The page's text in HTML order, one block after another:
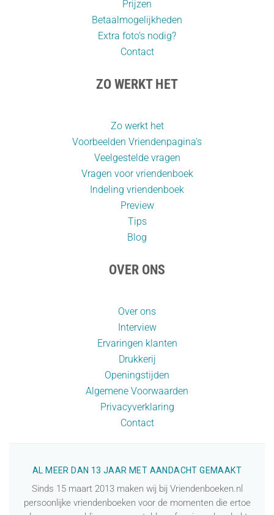
Prijzen
Betaalmogelijkheden
Extra foto’s nodig?
Contact
ZO WERKT HET
Zo werkt het
Voorbeelden Vriendenpagina's
Veelgestelde vragen
Vragen voor vriendenboek
Indeling vriendenboek
Preview
Tips
Blog
OVER ONS
Over ons
Interview
Ervaringen klanten
Drukkerij
Openingstijden
Algemene Voorwaarden
Privacyverklaring
Contact
AL MEER DAN 13 JAAR MET AANDACHT GEMAAKT
Sinds 15 maart 2013 maken wij bij Vriendenboeken.nl
persoonlijke vriendenboeken voor de momenten die ertoe